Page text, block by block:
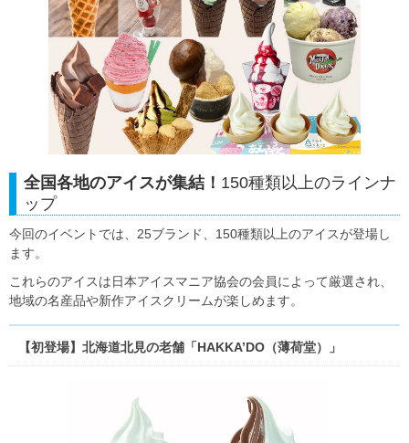
全国各地のアイスが集結！ 150種類以上のラインナ
ップ
今回のイベントでは、25ブランド、150種類以上のアイスが登場し
ます。
これらのアイスは日本アイスマニア協会の会員によって厳選され、
地域の名産品や新作アイスクリームが楽しめます。
【初登場】北海道北見の老舗「HAKKA’DO（薄荷堂）」